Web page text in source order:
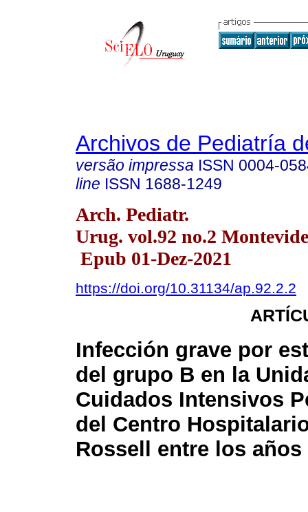
Archivos de Pediatría
versão impressa ISSN 0004-
line ISSN 1688-1249
Arch. Pediatr.
Urug. vol.92 no.2
Epub 01-Dez-2021
https://doi.org/10.31134/ap.92.2.2
Infección grave por
del grupo B en la
Cuidados Intensivos
del Centro
Rossell entre los años